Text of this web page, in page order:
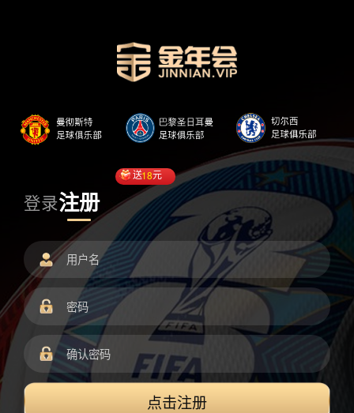
登录注册
送18元
点击注册